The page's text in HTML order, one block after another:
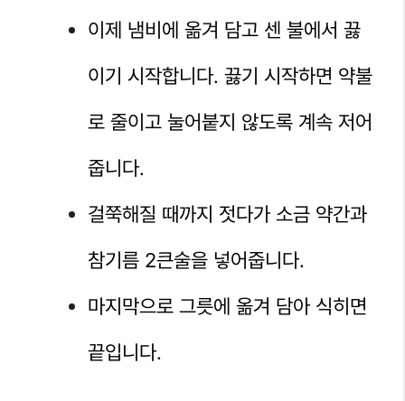
이제 냄비에 옮겨 담고 센 불에서 끓
이기 시작합니다. 끓기 시작하면 약불
로 줄이고 눌어붙지 않도록 계속 저어
줍니다.
걸쭉해질 때까지 젓다가 소금 약간과
참기름 2큰술을 넣어줍니다.
마지막으로 그릇에 옮겨 담아 식히면
끝입니다.